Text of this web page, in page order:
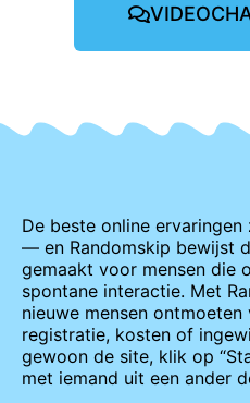
De beste online
— en Randomskip bewijst
gemaakt voor mensen die
spontane interactie. Met
nieuwe mensen
registratie, kosten of
gewoon de site, klik op
met iemand uit een ander